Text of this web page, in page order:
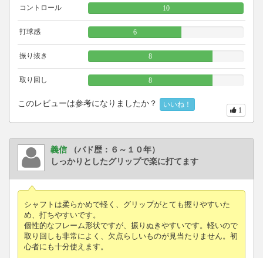
コントロール 10
打球感 6
振り抜き 8
取り回し 8
このレビューは参考になりましたか？ いいね！
1
義信
（バド歴：６～１０年）
しっかりとしたグリップで楽に打てます
シャフトは柔らかめで軽く、グリップがとても握りやすいた
め、打ちやすいです。
個性的なフレーム形状ですが、振りぬきやすいです。軽いので
取り回しも非常によく、欠点らしいものが見当たりません。初
心者にも十分使えます。